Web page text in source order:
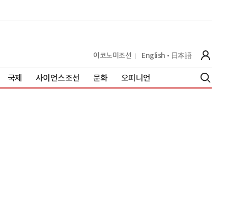
이코노미조선 English 日本語
국제 사이언스조선 문화 오피니언